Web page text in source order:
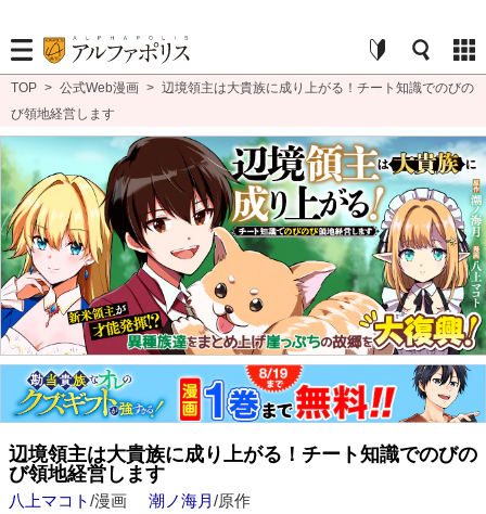
TOP > 公式Web漫画 > 辺境領主は大貴族に成り上がる！チート知識でのびの
び領地経営します
辺境領主は大貴族に成り上がる！チート知識でのびの
び領地経営します
八上マコト/漫画 潮ノ海月/原作